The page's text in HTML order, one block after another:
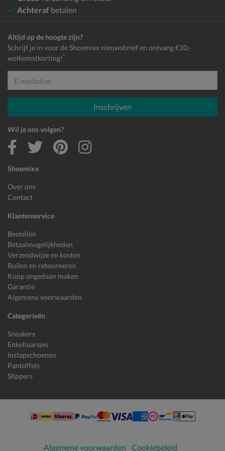
Achteraf betalen
Shoemixx
Over ons
Contact
Klantenservice
Bestellen
Betaalmogelijkheden
Verzendwijze en kosten
Ruilen en retourneren
Koop ongedaan maken
Garantie
Algemene voorwaarden
Categorieën
Sneakers
Enkellaarsjes
Instapschoenen
Pantoffels
Slippers
Altijd op de hoogte zijn?
Schrijf je in voor de Shoemixx nieuwsbrief en ontvang €10,-
welkomstkorting! *
E-mailadres
Inschrijven
Wil je ons volgen?
Algemene voorwaarden Cookiebeleid